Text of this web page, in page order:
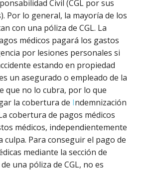
Civil (CGL por sus
Por lo general, la mayoría de los
con una póliza de CGL. La
médicos pagará los gastos
por lesiones personales si
estando en propiedad
un asegurado o empleado de la
que no lo cubra, por lo que
la cobertura de Indemnización
cobertura de pagos médicos
médicos, independientemente
culpa. Para conseguir el pago de
mediante la sección de
una póliza de CGL, no es